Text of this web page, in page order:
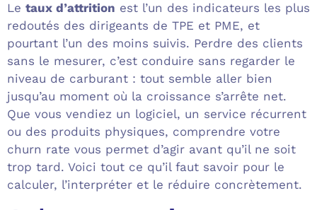
Le taux d’attrition est l’un des indicateurs les plus
redoutés des dirigeants de TPE et PME, et
pourtant l’un des moins suivis. Perdre des clients
sans le mesurer, c’est conduire sans regarder le
niveau de carburant : tout semble aller bien
jusqu’au moment où la croissance s’arrête net.
Que vous vendiez un logiciel, un service récurrent
ou des produits physiques, comprendre votre
churn rate vous permet d’agir avant qu’il ne soit
trop tard. Voici tout ce qu’il faut savoir pour le
calculer, l’interpréter et le réduire concrètement.